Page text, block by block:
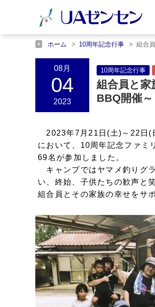
ホーム 10周年記念行事
組合
08月
04
2023
10周年記念行事
組合員と
BBQ開催～
2023年7月21日(土)～22日(
において、10周年記念ファミ
69名が参加しました。
キャンプではヤマメ釣りグ
い、終始、子供たちの歓声と
組合員とその家族の幸せをサ